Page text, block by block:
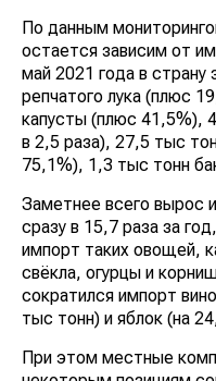
По данным
остается зависим от
май 2021 года в страну
репчатого лука (плюс
капусты (плюс 41,5%),
в 2,5 раза), 27,5 тыс
75,1%), 1,3 тыс тонн
Заметнее всего вырос
сразу в 15,7 раза за
импорт таких овощей,
свёкла, огурцы и
сократился импорт
тыс тонн) и яблок (на
При этом местные